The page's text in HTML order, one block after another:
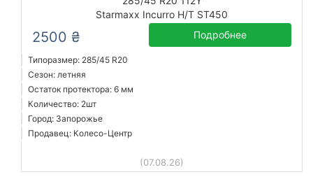
Starmaxx Incurro H/T ST450
2500 ₴ Подробнее
Типоразмер: 285/45 R20
Сезон: летняя
Остаток протектора: 6 мм
Количество: 2шт
Город: Запорожье
Продавец: Колесо-Центр
(07.08.26)